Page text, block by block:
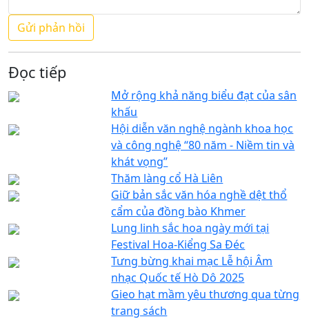
Đọc tiếp
Mở rộng khả năng biểu đạt của sân
khấu
Hội diễn văn nghệ ngành khoa học
và công nghệ “80 năm - Niềm tin và
khát vọng”
Thăm làng cổ Hà Liên
Giữ bản sắc văn hóa nghề dệt thổ
cẩm của đồng bào Khmer
Lung linh sắc hoa ngày mới tại
Festival Hoa-Kiểng Sa Đéc
Tưng bừng khai mạc Lễ hội Âm
nhạc Quốc tế Hò Dô 2025
Gieo hạt mầm yêu thương qua từng
trang sách